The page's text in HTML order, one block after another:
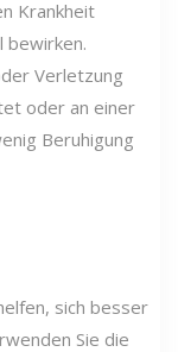
Verletzung
oder an einer
Beruhigung
sich besser
Sie die